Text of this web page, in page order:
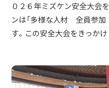
０２６年ミズケン安全大会
ンは「多様な人材 全員参
す。この安全大会をきっか